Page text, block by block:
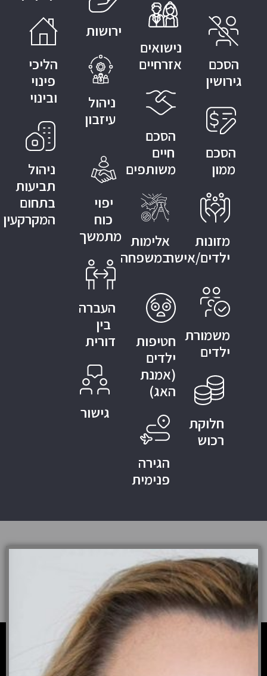
הסכם
גירושין
הסכם
ממון
מזונות
ילדים/אישה
משמורת
ילדים
חלוקת
רכוש
נישואים
אזרחיים
הסכם
חיים
משותפים
אלימות
במשפחה
חטיפות
ילדים
(אמנת
האג)
הגירה
פנימית
ירושות
ניהול
עיזבון
יפוי
כוח
מתמשך
העברה
בין
דורית
גישור
הליכי
פינוי
ובינוי
ניהול
תביעות
בתחום
המקרקעין